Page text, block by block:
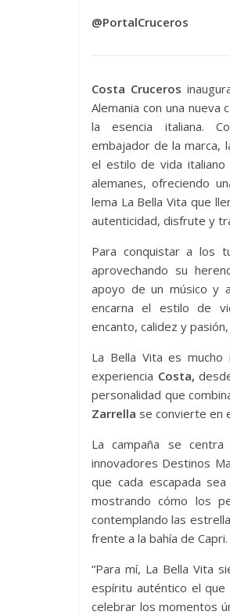
@PortalCruceros
Costa Cruceros
Alemania con una nueva
la esencia italiana.
embajador de la marca,
el estilo de vida
alemanes, ofreciendo
lema La Bella Vita que
autenticidad, disfrute y
Para conquistar a los
aprovechando su
apoyo de un músico y
encarna el estilo de
encanto, calidez y
La Bella Vita es
experiencia Costa,
personalidad que
Zarrella se convierte en
La campaña se centra
innovadores Destinos
que cada escapada
mostrando cómo los
contemplando las
frente a la bahía de Capri.
“Para mí, La Bella Vita
espíritu auténtico el
celebrar los momentos